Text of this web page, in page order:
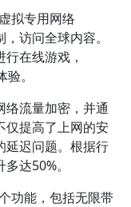
拟专用网络
访问全球内容。
在线游戏，
。
络流量加密，并通
仅提高了上网的安
延迟问题。根据行
达50%。
功能，包括无限带